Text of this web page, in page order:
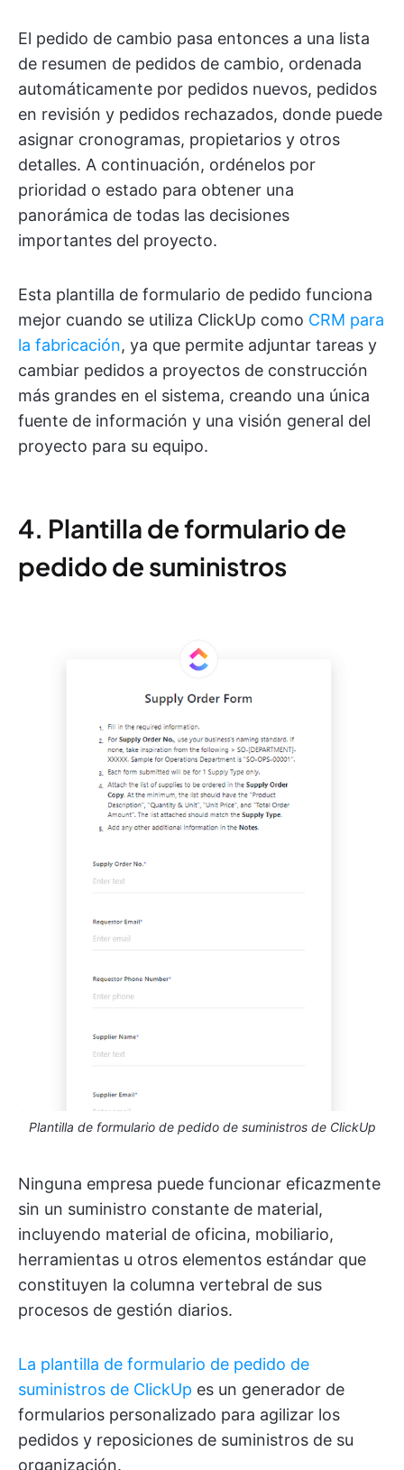
El pedido de cambio pasa entonces a una lista
de resumen de pedidos de cambio, ordenada
automáticamente por pedidos nuevos, pedidos
en revisión y pedidos rechazados, donde puede
asignar cronogramas, propietarios y otros
detalles. A continuación, ordénelos por
prioridad o estado para obtener una
panorámica de todas las decisiones
importantes del proyecto.
Esta plantilla de formulario de pedido funciona
mejor cuando se utiliza ClickUp como CRM para
la fabricación, ya que permite adjuntar tareas y
cambiar pedidos a proyectos de construcción
más grandes en el sistema, creando una única
fuente de información y una visión general del
proyecto para su equipo.
4. Plantilla de formulario de
pedido de suministros
Plantilla de formulario de pedido de suministros de ClickUp
Ninguna empresa puede funcionar eficazmente
sin un suministro constante de material,
incluyendo material de oficina, mobiliario,
herramientas u otros elementos estándar que
constituyen la columna vertebral de sus
procesos de gestión diarios.
La plantilla de formulario de pedido de
suministros de ClickUp es un generador de
formularios personalizado para agilizar los
pedidos y reposiciones de suministros de su
organización.